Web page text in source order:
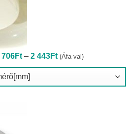
706Ft – 2 443FtÁrtartomány:
706Ft
-
443Ft
(Áfa-val)